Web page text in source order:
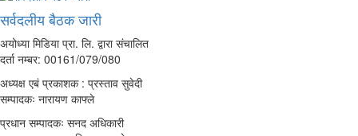
सर्वदलीय बैठक जारी
अयोध्या मिडिया प्रा. लि. द्वारा संचालित
दर्ता नम्बर: 00161/079/080
अध्यक्ष एबं प्रकाशक : प्रस्ताव सुवेदी
सम्पादकः नारायण काफ्ले
प्रधान सम्पादकः सनद अधिकारी